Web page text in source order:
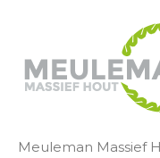
Meuleman Massief